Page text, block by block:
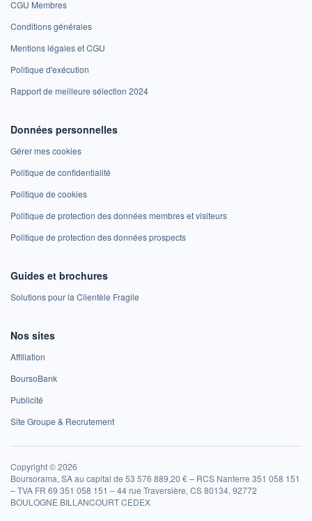
CGU Membres
Conditions générales
Mentions légales et CGU
Politique d'exécution
Rapport de meilleure sélection 2024
Données personnelles
Gérer mes cookies
Politique de confidentialité
Politique de cookies
Politique de protection des données membres et visiteurs
Politique de protection des données prospects
Guides et brochures
Solutions pour la Clientèle Fragile
Nos sites
Affiliation
BoursoBank
Publicité
Site Groupe & Recrutement
Copyright © 2026
Boursorama, SA au capital de 53 576 889,20 € – RCS Nanterre 351 058 151
– TVA FR 69 351 058 151 – 44 rue Traversière, CS 80134, 92772
BOULOGNE BILLANCOURT CEDEX